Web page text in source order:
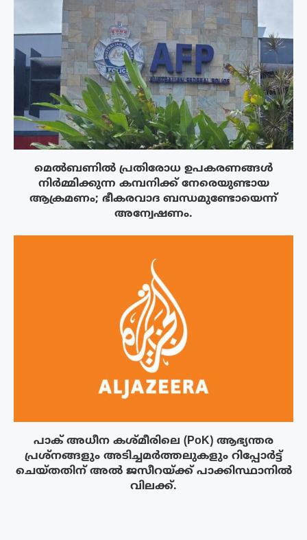
മെൽബണിൽ പ്രതിരോധ ഉപകരണങ്ങൾ
നിർമ്മിക്കുന്ന കമ്പനിക്ക് നേരെയുണ്ടായ
ആക്രമണം; ഭീകരവാദ ബന്ധമുണ്ടോയെന്ന്
അന്വേഷണം.
പാക് അധീന കശ്മീരിലെ (PoK) ആഭ്യന്തര
പ്രശ്നങ്ങളും അടിച്ചമർത്തലുകളും റിപ്പോർട്ട്
ചെയ്തതിന് അൽ ജസീറയ്‌ക്ക് പാക്കിസ്ഥാനിൽ
വിലക്ക്.